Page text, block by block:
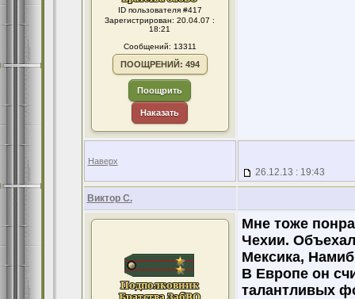
ID пользователя #417
Зарегистрирован: 20.04.07 :
18:21
Сообщений: 13311
ПООЩРЕНИЙ: 494
Поощрить
Наказать
Наверх
26.12.13 : 19:43
Виктор С.
Мне тоже
Чехии.
Мексика,
В Европе он
талантливых